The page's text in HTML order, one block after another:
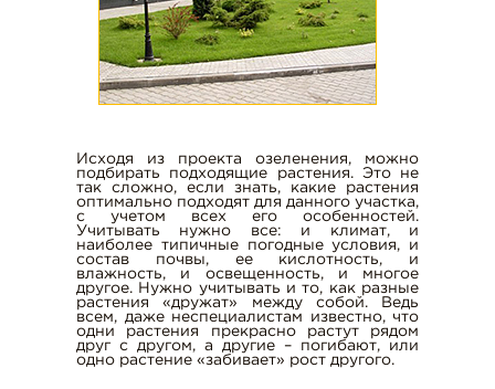
АРЕНДА ТРАКТОРА
АРЕНДА ГИДРОКЛИНА
АРЕНДА ФРОНТАЛЬНОГО
ПРОКОЛ ГРУНТА ПОД ДОРОГОЙ
АРЕНДА САМОСВАЛА
АРЕНДА ОПОРОВОЗА
АРЕНДА АВТОКРАНА
АРЕНДА МАНИПУЛЯТОРА
АРЕНДА ЭКСКАВАТОРА
АРЕНДА ЭКСКАВАТОРА-
ПОГРУЗЧИКА
Исходя из проекта озеленения, можно
подбирать подходящие растения. Это не
так сложно, если знать, какие растения
оптимально подходят для данного участка,
с учетом всех его особенностей.
Учитывать нужно все: и климат, и
наиболее типичные погодные условия, и
состав почвы, ее кислотность, и
влажность, и освещенность, и многое
другое. Нужно учитывать и то, как разные
растения «дружат» между собой. Ведь
всем, даже неспециалистам известно, что
одни растения прекрасно растут рядом
друг с другом, а другие – погибают, или
одно растение «забивает» рост другого.